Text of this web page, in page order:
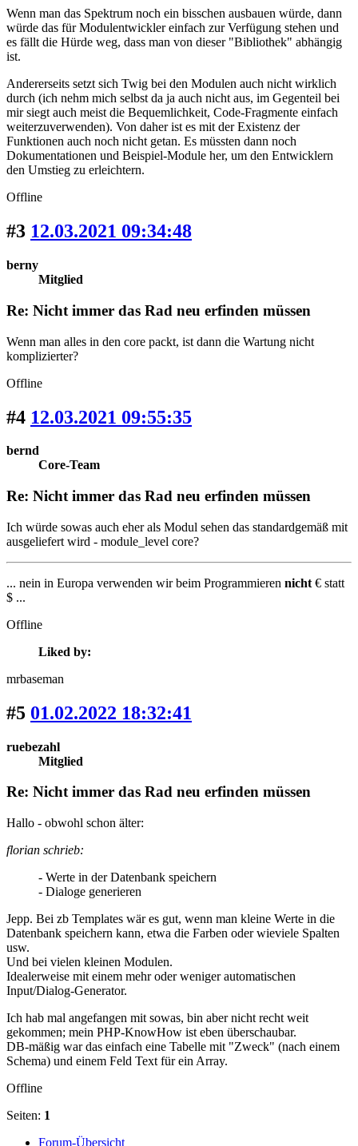
Wenn man das Spektrum noch ein bisschen ausbauen würde, dann
würde das für Modulentwickler einfach zur Verfügung stehen und
es fällt die Hürde weg, dass man von dieser "Bibliothek" abhängig
ist.
Andererseits setzt sich Twig bei den Modulen auch nicht wirklich
durch (ich nehm mich selbst da ja auch nicht aus, im Gegenteil bei
mir siegt auch meist die Bequemlichkeit, Code-Fragmente einfach
weiterzuverwenden). Von daher ist es mit der Existenz der
Funktionen auch noch nicht getan. Es müssten dann noch
Dokumentationen und Beispiel-Module her, um den Entwicklern
den Umstieg zu erleichtern.
Offline
#3 12.03.2021 09:34:48
berny
Mitglied
Re: Nicht immer das Rad neu erfinden müssen
Wenn man alles in den core packt, ist dann die Wartung nicht
komplizierter?
Offline
#4 12.03.2021 09:55:35
bernd
Core-Team
Re: Nicht immer das Rad neu erfinden müssen
Ich würde sowas auch eher als Modul sehen das standardgemäß mit
ausgeliefert wird - module_level core?
... nein in Europa verwenden wir beim Programmieren nicht € statt
$ ...
Offline
Liked by:
mrbaseman
#5 01.02.2022 18:32:41
ruebezahl
Mitglied
Re: Nicht immer das Rad neu erfinden müssen
Hallo - obwohl schon älter:
florian schrieb:
- Werte in der Datenbank speichern
- Dialoge generieren
Jepp. Bei zb Templates wär es gut, wenn man kleine Werte in die
Datenbank speichern kann, etwa die Farben oder wieviele Spalten
usw.
Und bei vielen kleinen Modulen.
Idealerweise mit einem mehr oder weniger automatischen
Input/Dialog-Generator.
Ich hab mal angefangen mit sowas, bin aber nicht recht weit
gekommen; mein PHP-KnowHow ist eben überschaubar.
DB-mäßig war das einfach eine Tabelle mit "Zweck" (nach einem
Schema) und einem Feld Text für ein Array.
Offline
Seiten: 1
Forum-Übersicht